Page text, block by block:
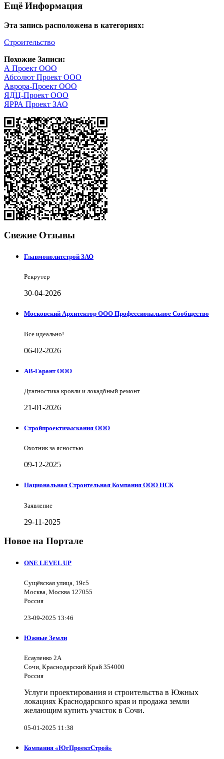
Ещё Информация
Эта запись расположена в категориях:
Строительство
Похожие Записи:
А Проект ООО
Абсолют Проект ООО
Аврора-Проект ООО
ЯДЦ-Проект ООО
ЯРРА Проект ЗАО
Свежие Отзывы
Главмонолитстрой ЗАО
Рекрутер
30-04-2026
Московский Архитектор ООО Профессиональное Сообщество
Все идеально!
06-02-2026
АВ-Гарант ООО
Дтагностика кровли и локадбный ремонт
21-01-2026
Стройпроектизыскания ООО
Охотник за ясностью
09-12-2025
Национальная Строительная Компания ООО НСК
Заявление
29-11-2025
Новое на Портале
ONE LEVEL UP
Сущёвская улица, 19с5
Москва, Москва 127055
Россия
23-09-2025 13:46
Южные Земли
Есауленко 2А
Сочи, Краснодарский Край 354000
Россия
Услуги проектирования и строительства в Южных
локациях Краснодарского края и продажа земли
желающим купить участок в Сочи.
05-01-2025 11:38
Компания «ЮгПроектСтрой»